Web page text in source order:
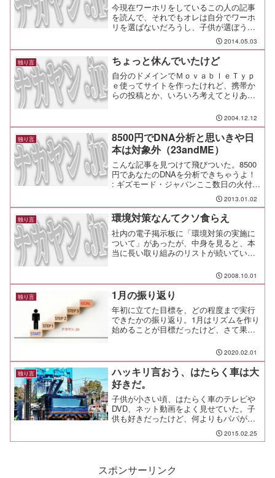
今現在ワーホリをしているこの人の記事
を読んで、それでもオレは自分でワーホ
リを選ばないだろうし、子供が選ぼうと
したら反対するなぁと思ったのでメモ。
客観的に見て、ワーホリより世界一周の
方がヌルい（あしたはもっと遠くへいこ
う）まぁ、「釣り記事に見...
2014.05.03
独り言 ちょっと休んでいたけど
自分のドメインでＭｏｖａｂｌｅＴｙｐ
ｅ使ってサイトを作ったけれど、携帯か
らの投稿とか、いろいろ考えてとりあえ
2004.12.12
独り言
8500円でDNA分析と思いきや日
本は対象外（23andME）
こんな記事を見つけて飛びついた。8500
円であなたのDNAを分析できちゃうよ！
: ギズモード・ジャパンここ数日の火付け
役はギズモードなんだけど、この会社の
創業は2006年だ。 だけど、その時は値
段もずっと高かったせいか、そんなに一
般的には...
2013.01.02
独り言 環境対策なんてクソ食らえ
社内の電子掲示板に「環境対策の実施に
ついて」があったが、中身を見ると、本
当に長い取り組みのリストが続いてい
2008.10.01
独り言 1月の振り返り
年初に立てた目標を、どの程度まで実行
できたかの振り返り。1月はリズムを作り
始めることが目標だったけど、さて果て
2020.02.01
独り言
ハッキリ言おう、はたらく車は大
好きだ。
子供が小さい頃、はたらく車のテレビや
DVD、ネット動画をよく見せていた。子
供も好きだったけど、何よりもパパが大
好きだったからだ。で、ある日ある時あ
る場所で、素晴らしく格好いいはたらく
2015.02.25
スポンサーリンク